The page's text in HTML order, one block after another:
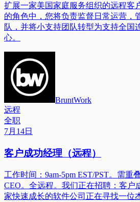
扩展一家美国家庭服务组织的远程客
的角色中，您将负责监督日常运营，
队，并将小支持团队转型为支持全国
心。
BruntWork
远程
全职
7月14日
客户成功经理（远程）
工作时间：9am-5pm EST/PST。需重
CEO。全远程。我们正在招聘：客户
家快速成长的软件公司正在寻找一位